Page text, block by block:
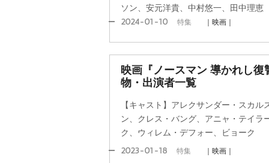
ソン、安元洋貴、中村悠一、田中理恵
2024-01-10 特集 ｜映画｜
映画『ノースマン 導かれし
物・出演者一覧
【キャスト】アレクサンダー・スカ
ン、クレス・バング、アニャ・テイラ
ク、ウィレム・デフォー、ビョーク
2023-01-18 特集 ｜映画｜